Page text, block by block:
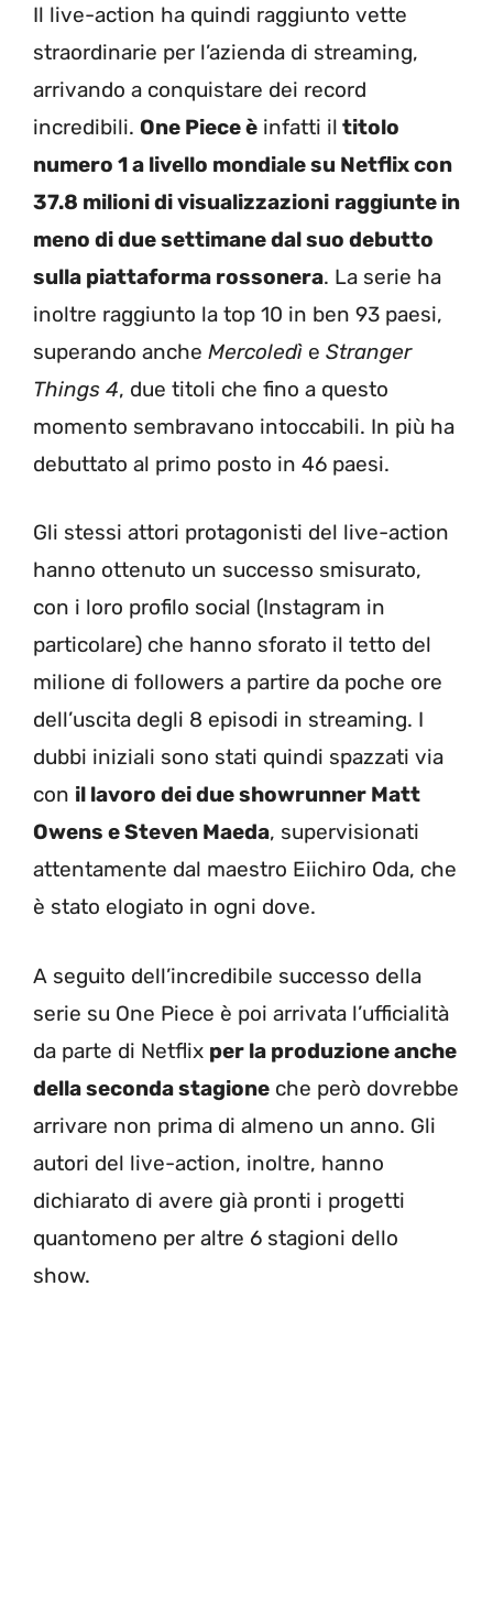
Il live-action ha quindi raggiunto vette
straordinarie per l’azienda di streaming,
arrivando a conquistare dei record
incredibili. One Piece è infatti il titolo
numero 1 a livello mondiale su Netflix con
37.8 milioni di visualizzazioni raggiunte in
meno di due settimane dal suo debutto
sulla piattaforma rossonera. La serie ha
inoltre raggiunto la top 10 in ben 93 paesi,
superando anche Mercoledì e Stranger
Things 4, due titoli che fino a questo
momento sembravano intoccabili. In più ha
debuttato al primo posto in 46 paesi.
Gli stessi attori protagonisti del live-action
hanno ottenuto un successo smisurato,
con i loro profilo social (Instagram in
particolare) che hanno sforato il tetto del
milione di followers a partire da poche ore
dell’uscita degli 8 episodi in streaming. I
dubbi iniziali sono stati quindi spazzati via
con il lavoro dei due showrunner Matt
Owens e Steven Maeda, supervisionati
attentamente dal maestro Eiichiro Oda, che
è stato elogiato in ogni dove.
A seguito dell’incredibile successo della
serie su One Piece è poi arrivata l’ufficialità
da parte di Netflix per la produzione anche
della seconda stagione che però dovrebbe
arrivare non prima di almeno un anno. Gli
autori del live-action, inoltre, hanno
dichiarato di avere già pronti i progetti
quantomeno per altre 6 stagioni dello
show.